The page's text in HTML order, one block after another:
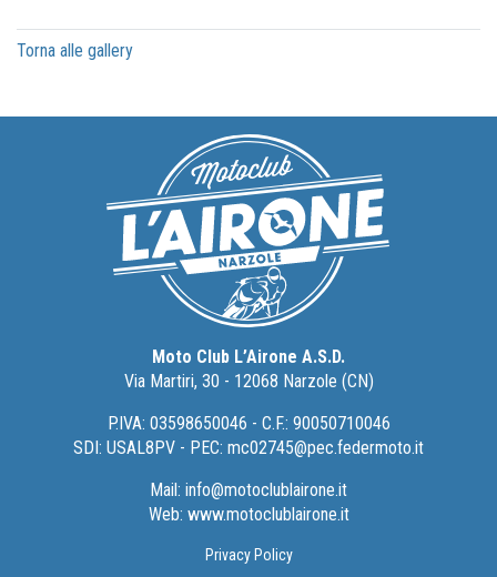
Torna alle gallery
Moto Club L’Airone A.S.D.
Via Martiri, 30 - 12068 Narzole (CN)
P.IVA: 03598650046 - C.F.: 90050710046
SDI: USAL8PV - PEC: mc02745@pec.federmoto.it
Mail: info@motoclublairone.it
Web: www.motoclublairone.it
Privacy Policy